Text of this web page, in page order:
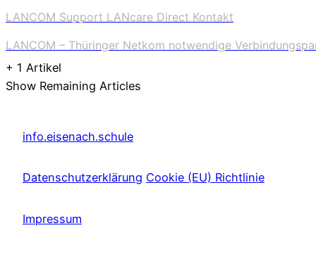
LANCOM Support LANcare Direct Kontakt
LANCOM – Thüringer Netkom notwendige
+ 1 Artikel
Show Remaining Articles
info.eisenach.schule
Datenschutzerklärung Cookie (EU) Richtlinie
Impressum